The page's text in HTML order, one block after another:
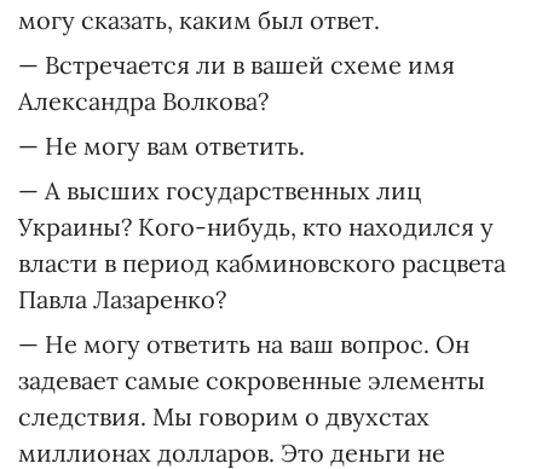
могу сказать, каким был ответ.
— Встречается ли в вашей схеме имя
Александра Волкова?
— Не могу вам ответить.
— А высших государственных лиц
Украины? Кого-нибудь, кто находился у
власти в период кабминовского расцвета
Павла Лазаренко?
— Не могу ответить на ваш вопрос. Он
задевает самые сокровенные элементы
следствия. Мы говорим о двухстах
миллионах долларов. Это деньги не